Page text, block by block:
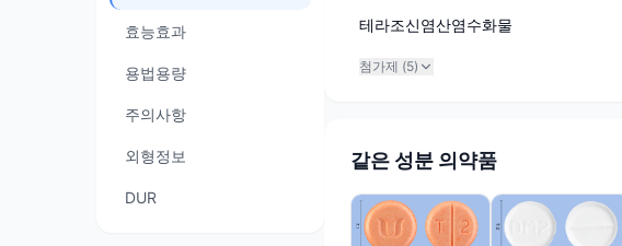
효능효과
용법용량
주의사항
외형정보
DUR
테라조신염산염수화물
첨가제 (5)
같은 성분 의약품